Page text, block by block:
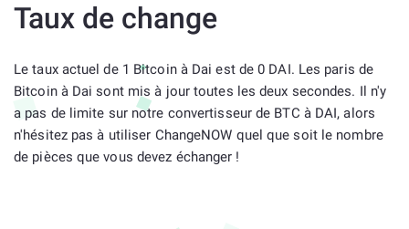
Taux de change
Le taux actuel de 1 Bitcoin à Dai est de 0 DAI. Les paris de
Bitcoin à Dai sont mis à jour toutes les deux secondes. Il n'y
a pas de limite sur notre convertisseur de BTC à DAI, alors
n'hésitez pas à utiliser ChangeNOW quel que soit le nombre
de pièces que vous devez échanger !